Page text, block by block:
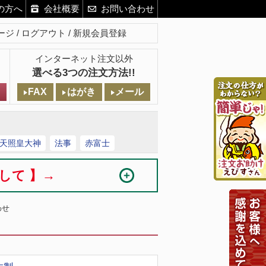
方へ 会社概要 お問い合わせ
ジ ログアウト 新規会員登録
インターネット注文以外
選べる3つの注文方法!!
FAX はがき メール
照皇大神 法事 赤富士
して 】→
せ